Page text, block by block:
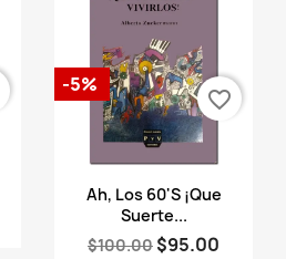
 Vista rápida
Ah, Los 60'S ­¡Que
Suerte...
$100.00 $95.00
-5%
favorite_border